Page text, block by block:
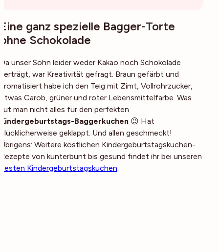
Eine ganz spezielle Bagger-Torte
ohne Schokolade
Da unser Sohn leider weder Kakao noch Schokolade
verträgt, war Kreativität gefragt. Braun gefärbt und
aromatisiert habe ich den Teig mit Zimt, Vollrohrzucker,
etwas Carob, grüner und roter Lebensmittelfarbe. Was
tut man nicht alles für den perfekten
Kindergeburtstags-Baggerkuchen 😉 Hat
glücklicherweise geklappt. Und allen geschmeckt!
Übrigens: Weitere köstlichen Kindergeburtstagskuchen-
Rezepte von kunterbunt bis gesund findet ihr bei unseren
besten Kindergeburtstagskuchen.